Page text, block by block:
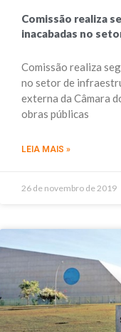
Comissão realiza
inacabadas no
Comissão realiza
no setor de
externa da Câmara
obras públicas
LEIA MAIS »
26 de novembro de 2019